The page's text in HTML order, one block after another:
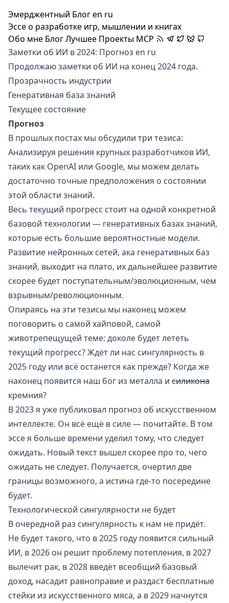
Эмерджентный Блогen ru
Эссе о разработке игр, мышлении и книгах
Обо мне БлогЛучшее Проекты MCP
Заметки об ИИ в 2024: Прогноз en ru
Продолжаю заметки об ИИ на конец 2024 года.
Прозрачность индустрии
Генеративная база знаний
Текущее состояние
Прогноз
В прошлых постах мы обсудили три тезиса:
Анализируя решения крупных разработчиков ИИ,
таких как OpenAI или Google, мы можем делать
достаточно точные предположения о состоянии
этой области знаний.
Весь текущий прогресс стоит на одной конкретной
базовой технологии — генеративных базах знаний,
которые есть большие вероятностные модели.
Развитие нейронных сетей, ака генеративных баз
знаний, выходит на плато, их дальнейшее развитие
скорее будет поступательным/эволюционным, чем
взрывным/революционным.
Опираясь на эти тезисы мы наконец можем
поговорить о самой хайповой, самой
животрепещущей теме: доколе будет лететь
текущий прогресс? Ждёт ли нас сингулярность в
2025 году или всё останется как прежде? Когда же
наконец появится наш бог из металла и силикона
кремния?
В 2023 я уже публиковал прогноз об искусственном
интеллекте. Он всё ещё в силе — почитайте. В том
эссе я больше времени уделил тому, что следует
ожидать. Новый текст вышел скорее про то, чего
ожидать не следует. Получается, очертил две
границы возможного, а истина где-то посередине
будет.
Технологической сингулярности не будет
В очередной раз сингулярность к нам не придёт.
Не будет такого, что в 2025 году появится сильный
ИИ, в 2026 он решит проблему потепления, в 2027
вылечит рак, в 2028 введёт всеобщий базовый
доход, насадит равноправие и раздаст бесплатные
стейки из искусственного мяса, а в 2029 начнутся